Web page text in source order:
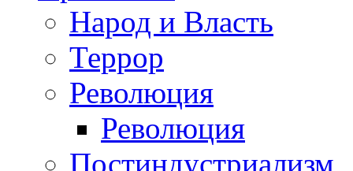
Народ и Власть
Террор
Революция
Революция
Постиндустриализм